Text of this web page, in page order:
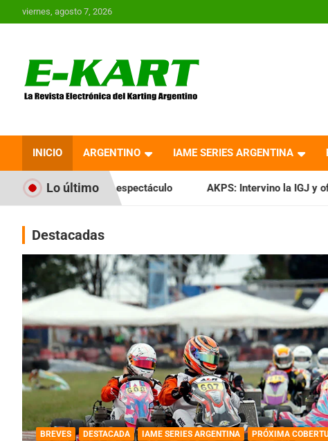
al
viernes, agosto 7, 2026
Revista Electrónica del
Karting en Argentina
INICIO ARGENTINO IAME SERIES ARGENTINA
Lo últimoAKPS: Intervino la IGJ y oficializó el llamado a
Destacadas
DESTACADA IAME SERIES ARGENTINA